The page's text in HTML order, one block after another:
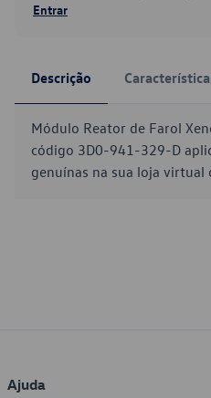
Entrar
Descrição
Módulo Reator de Farol
código 3D0-941-329-D
genuínas na sua loja virtual
Ajuda